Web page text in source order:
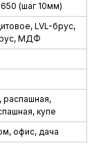
(шаг 10мм)
LVL-брус,
МДФ
распашная,
купе
офис, дача